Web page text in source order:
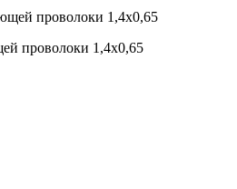
проволоки 1,4х0,65